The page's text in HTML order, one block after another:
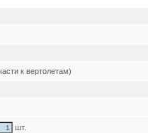
к вертолетам)
шт.